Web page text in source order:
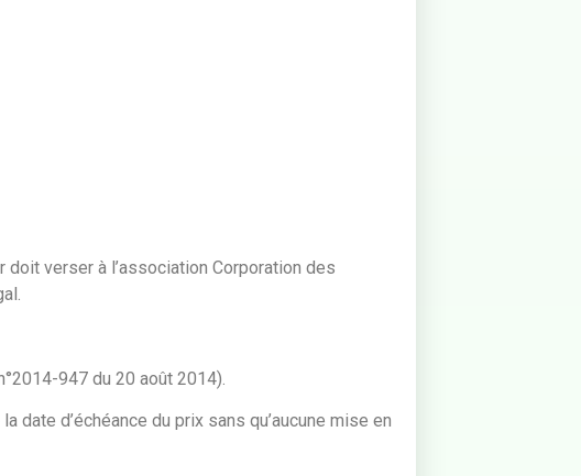
doit verser à l’association Corporation des
947 du 20 août 2014).
d’échéance du prix sans qu’aucune mise en